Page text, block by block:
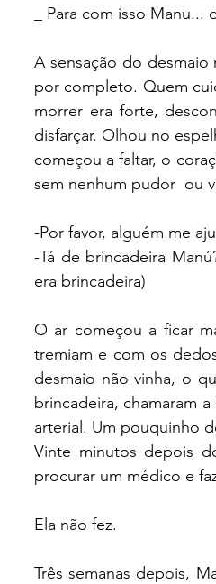
_ Para com isso
A sensação do
por completo. Quem
morrer era forte,
disfarçar. Olhou no
começou a faltar, o
sem nenhum pudor  ou
-Por favor, alguém me
-Tá de brincadeira
era brincadeira)
O ar começou a ficar
tremiam e com os
desmaio não vinha, o
brincadeira, chamaram
arterial. Um pouquinho
Vinte minutos depois
procurar um médico e
Ela não fez.
Três semanas depois,